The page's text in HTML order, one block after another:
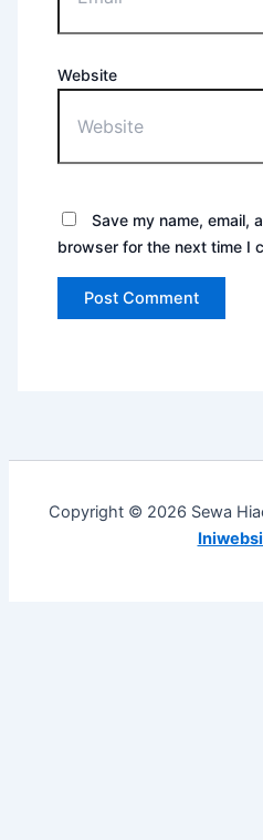
Website
Save my name, email,
browser for the next time I
Copyright © 2026 Sewa